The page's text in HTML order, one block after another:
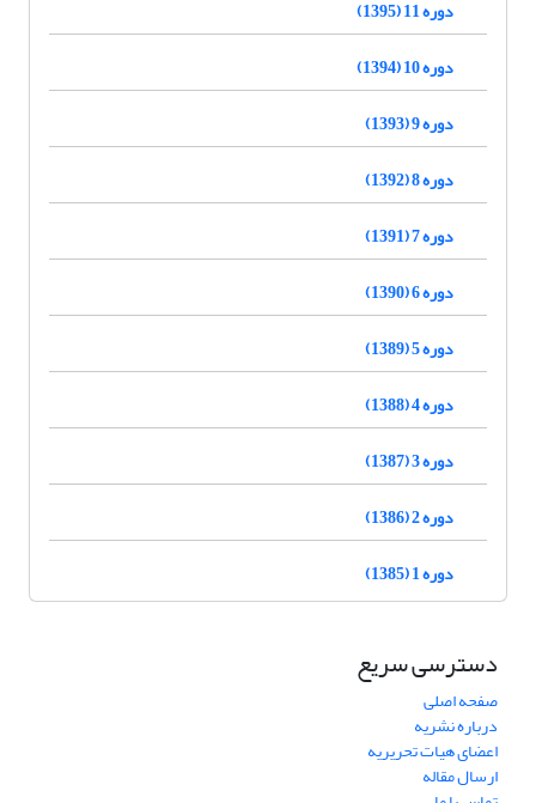
دوره 11 (1395)
دوره 10 (1394)
دوره 9 (1393)
دوره 8 (1392)
دوره 7 (1391)
دوره 6 (1390)
دوره 5 (1389)
دوره 4 (1388)
دوره 3 (1387)
دوره 2 (1386)
دوره 1 (1385)
دسترسی سریع
صفحه اصلی
درباره نشریه
اعضای هیات تحریریه
ارسال مقاله